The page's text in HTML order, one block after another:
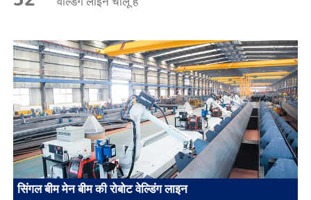
सिंगल बीम मेन बीम की रोबोट वेल्डिंग लाइन